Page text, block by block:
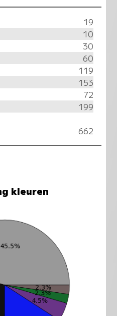
19
10
30
60
119
153
72
199
662
kleuren